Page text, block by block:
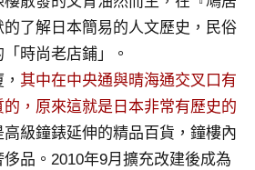
了解日本簡易的人文歷史，民俗
時尚老店鋪」。
其中在中央通與晴海通交叉口有
，原來這就是日本非常有歷史的
高級鐘錶延伸的精品百貨，鐘樓內
品。2010年9月擴充改建後成為